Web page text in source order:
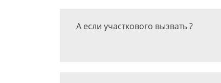
А если участкового вызвать ?